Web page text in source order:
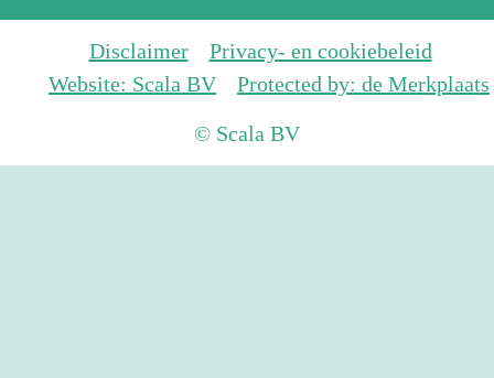
Disclaimer
Privacy- en cookiebeleid
Website: Scala BV
Protected by: de Merkplaats
© Scala BV